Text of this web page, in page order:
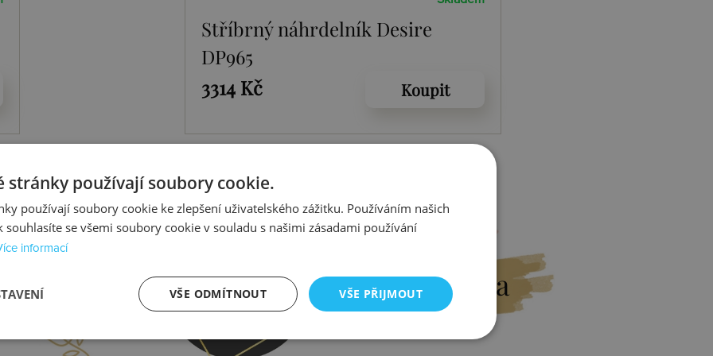
Stříbrný náhrdelník Desire
DP965
3314 Kč
Koupit
Kontrola Výměna
stránky používají soubory cookie.
používají soubory cookie ke zlepšení uživatelského zážitku. Používáním našich
souhlasíte se všemi soubory cookie v souladu s našimi zásadami používání
informací
VŠE PŘIJMOUT
VŠE ODMÍTNOUT